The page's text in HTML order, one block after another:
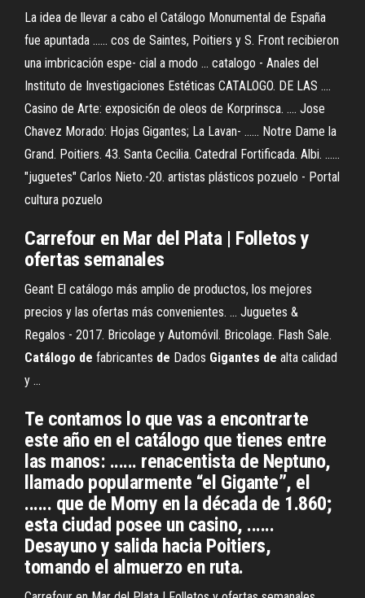
La idea de llevar a cabo el Catálogo Monumental de España
fue apuntada ...... cos de Saintes, Poitiers y S. Front recibieron
una imbricación espe- cial a modo ... catalogo - Anales del
Instituto de Investigaciones Estéticas CATALOGO. DE LAS ....
Casino de Arte: exposici6n de oleos de Korprinsca. .... Jose
Chavez Morado: Hojas Gigantes; La Lavan- ...... Notre Dame la
Grand. Poitiers. 43. Santa Cecilia. Catedral Fortificada. Albi. ......
"juguetes" Carlos Nieto.-20. artistas plásticos pozuelo - Portal
cultura pozuelo
Carrefour en Mar del Plata | Folletos y
ofertas semanales
Geant El catálogo más amplio de productos, los mejores
precios y las ofertas más convenientes. ... Juguetes &
Regalos - 2017. Bricolage y Automóvil. Bricolage. Flash Sale.
Catálogo de fabricantes de Dados Gigantes de alta calidad
y ...
Te contamos lo que vas a encontrarte
este año en el catálogo que tienes entre
las manos: ...... renacentista de Neptuno,
llamado popularmente “el Gigante”, el
...... que de Momy en la década de 1.860;
esta ciudad posee un casino, ......
Desayuno y salida hacia Poitiers,
tomando el almuerzo en ruta.